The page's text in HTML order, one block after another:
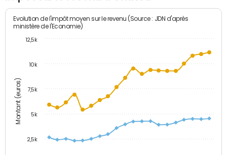
Montant (euros)
Evolution de l'impôt moyen sur le revenu (Source : JDN d'après
ministère de l'Economie)
2,5k
5k
7,5k
10k
12,5k